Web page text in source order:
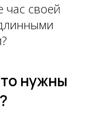
час своей
нужны